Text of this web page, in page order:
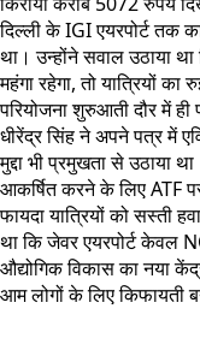
दिल्ली के IGI एयरपोर्ट तक
था। उन्होंने सवाल उठाया
महंगा रहेगा, तो यात्रियों का
परियोजना शुरुआती दौर में ही
धीरेंद्र सिंह ने अपने पत्र में
मुद्दा भी प्रमुखता से उठाया
आकर्षित करने के लिए ATF
फायदा यात्रियों को सस्ती
था कि जेवर एयरपोर्ट केवल
औद्योगिक विकास का नया
आम लोगों के लिए किफायती